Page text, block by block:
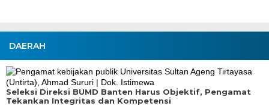
DAERAH
Seleksi Direksi BUMD Banten Harus Objektif, Pengamat
Tekankan Integritas dan Kompetensi